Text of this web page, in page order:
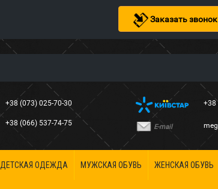
Заказать звонок
+38 (073) 025-70-30
+38 (066) 537-74-75
+38
E-mail
ДЕТСКАЯ ОДЕЖДА МУЖСКАЯ ОБУВЬ ЖЕНСКАЯ ОБУВЬ